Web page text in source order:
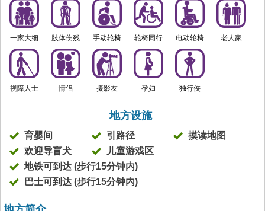
一家大细 肢体伤残 手动轮椅 轮椅同行 电动轮椅 老人家
视障人士 情侣 摄影友 孕妇 独行侠
地方设施
育婴间 引路径
摸读地图
欢迎导盲犬
儿童游戏区
地铁可到达 (步行15分钟内)
巴士可到达 (步行15分钟内)